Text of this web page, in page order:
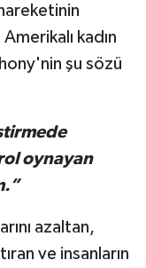
hareketinin
kadın
şu sözü
oynayan
azaltan,
ve insanların